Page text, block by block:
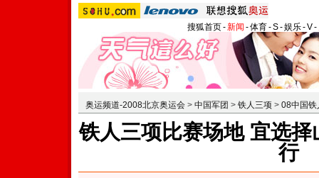
搜狐首页-新闻 -体育-S-娱乐-V-
奥运频道-2008北京奥运会 > 中国军团 > 铁人三项 > 08中国铁
铁人三项比赛场地 宜选
行